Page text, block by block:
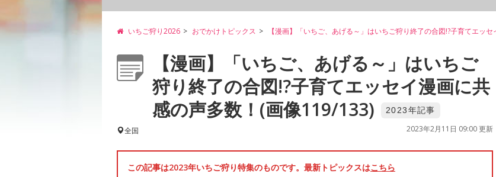
いちご狩り2026 おでかけトピックス 【漫画】「いちご、あげる～」はいちご狩り終了の合図!?子育てエッセ
【漫画】「いちご、あげる～」はいちご
狩り終了の合図!?子育てエッセイ漫画に共
感の声多数！(画像119/133)
2023年記事
全国 2023年2月11日 09:00 更新
この記事は2023年いちご狩り特集のものです。最新トピックスはこちら